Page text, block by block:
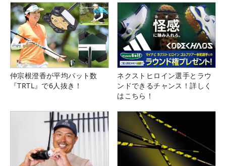
仲宗根澄香が平均パット数
『TRTL』で6人抜き！
ネクストヒロイン選手とラウ
ンドできるチャンス！詳しく
はこちら！